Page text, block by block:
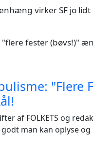
virker SF jo lidt
"flere fester (bøvs!)"
"Flere
af FOLKETS og
godt man kan oplyse